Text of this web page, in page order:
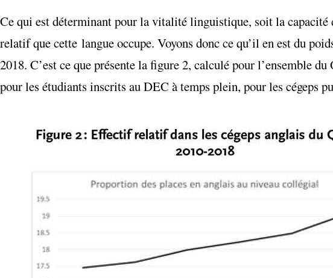
Ce qui est déterminant pour la vitalité linguistique, soit la capacité
relatif que cette langue occupe. Voyons donc ce qu’il en est du
2018. C’est ce que présente la figure 2, calculé pour l’ensemble
pour les étudiants inscrits au DEC à temps plein, pour les cégeps